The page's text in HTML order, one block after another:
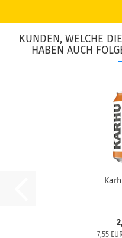
KUNDEN, WELCHE
HABEN AUCH
7,55